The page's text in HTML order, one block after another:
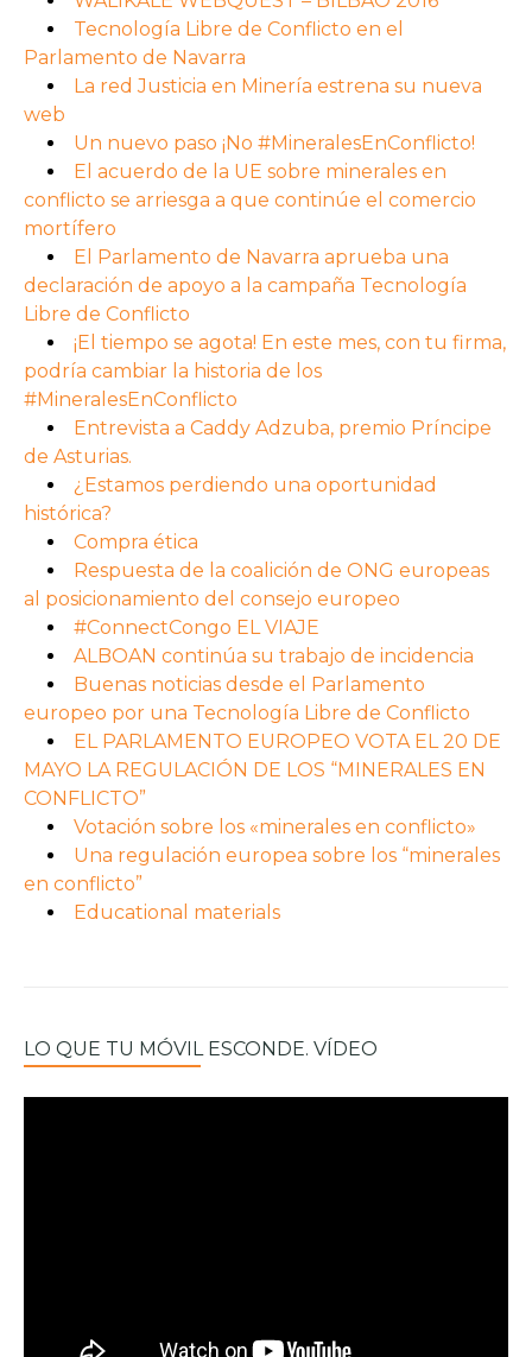
Tecnología Libre de Conflicto en el
Parlamento de Navarra
La red Justicia en Minería estrena su nueva
web
Un nuevo paso ¡No #MineralesEnConflicto!
El acuerdo de la UE sobre minerales en
conflicto se arriesga a que continúe el comercio
mortífero
El Parlamento de Navarra aprueba una
declaración de apoyo a la campaña Tecnología
Libre de Conflicto
¡El tiempo se agota! En este mes, con tu firma,
podría cambiar la historia de los
#MineralesEnConflicto
Entrevista a Caddy Adzuba, premio Príncipe
de Asturias.
¿Estamos perdiendo una oportunidad
histórica?
Compra ética
Respuesta de la coalición de ONG europeas
al posicionamiento del consejo europeo
#ConnectCongo EL VIAJE
ALBOAN continúa su trabajo de incidencia
Buenas noticias desde el Parlamento
europeo por una Tecnología Libre de Conflicto
EL PARLAMENTO EUROPEO VOTA EL 20 DE
MAYO LA REGULACIÓN DE LOS “MINERALES EN
CONFLICTO”
Votación sobre los «minerales en conflicto»
Una regulación europea sobre los “minerales
en conflicto”
Educational materials
LO QUE TU MÓVIL ESCONDE. VÍDEO